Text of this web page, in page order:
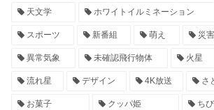
天文学 ホワイトイルミネーション
スポーツ 新番組 萌え 災
異常気象 未確認飛行物体 火星
流れ星 デザイン 4K放送 さ
お菓子 クッパ姫 ちび